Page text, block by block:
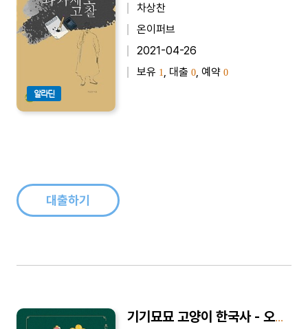
알라딘
차상찬
온이퍼브
2021-04-26
보유 1 , 대출 0 , 예약 0
대출하기
기기묘묘 고양이 한국사 - 오늘 만난 고양이, 어디서 왔을까?